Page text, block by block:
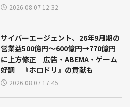
2026.08.07 12:32
サイバーエージェント、26年9月期の
営業益500億円～600億円→770億円
に上方修正 広告・ABEMA・ゲーム
好調 『ホロドリ』の貢献も
2026.08.07 17:45